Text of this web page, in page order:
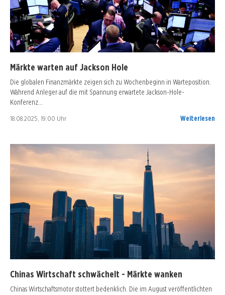
Märkte warten auf Jackson Hole
Die globalen Finanzmärkte zeigen sich zu Wochenbeginn in Warteposition.
Während Anleger auf die mit Spannung erwartete Jackson-Hole-
Konferenz…
18.08.2025, 19:00 Uhr Weiterlesen
Chinas Wirtschaft schwächelt - Märkte wanken
Chinas Wirtschaftsmotor stottert bedenklich. Die im August veröffentlichten